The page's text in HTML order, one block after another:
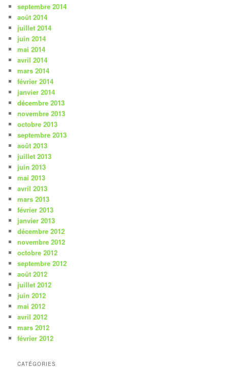
septembre 2014
août 2014
juillet 2014
juin 2014
mai 2014
avril 2014
mars 2014
février 2014
janvier 2014
décembre 2013
novembre 2013
octobre 2013
septembre 2013
août 2013
juillet 2013
juin 2013
mai 2013
avril 2013
mars 2013
février 2013
janvier 2013
décembre 2012
novembre 2012
octobre 2012
septembre 2012
août 2012
juillet 2012
juin 2012
mai 2012
avril 2012
mars 2012
février 2012
CATÉGORIES